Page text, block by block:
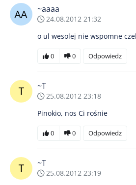
~aaaa
24.08.2012 21:32
o ul wesolej nie wspomne
0 0 Odpowiedz
~T
25.08.2012 23:18
Pinokio, nos Ci rośnie
0 0 Odpowiedz
~T
25.08.2012 23:19